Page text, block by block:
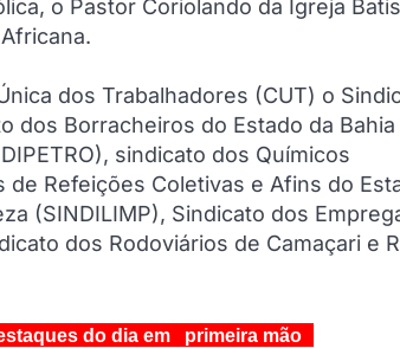
o Pastor Coriolando da Igreja
dos Trabalhadores (CUT) o
dos Borracheiros do Estado da Bahia
sindicato dos Químicos
de Refeições Coletivas e Afins do
(SINDILIMP), Sindicato dos
dos Rodoviários de Camaçari e
do dia em primeira mão